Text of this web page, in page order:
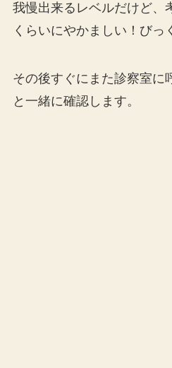
我慢出来るレベルだけど、
くらいにやかましい！びっ
その後すぐにまた診察室に
と一緒に確認します。